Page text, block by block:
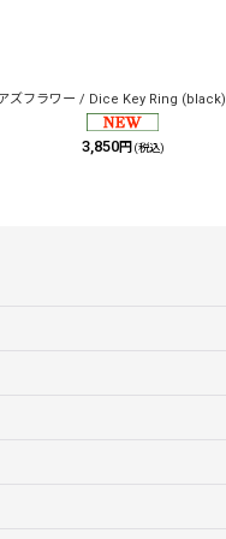
ズフラワー / Dice Key Ring (black)
3,850円 (税込)